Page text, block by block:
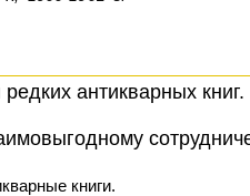
антикварных книг.
книги.